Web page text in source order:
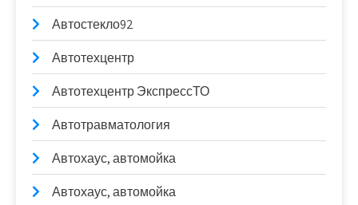
Автостекло92
Автотехцентр
Автотехцентр ЭкспрессТО
Автотравматология
Автохаус, автомойка
Автохаус, автомойка